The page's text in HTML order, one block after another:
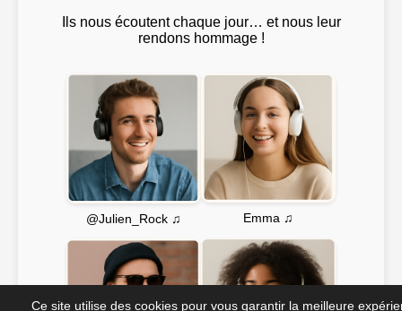
Ils nous écoutent chaque jour… et nous leur
rendons hommage !
@Julien_Rock ♫ Emma ♫
Ce site utilise des cookies pour vous garantir la meilleure